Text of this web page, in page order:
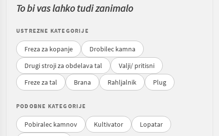
To bi vas lahko tudi zanimalo
USTREZNE KATEGORIJE
Freza za kopanje
Drobilec kamna
Drugi stroji za obdelava tal
Valji/ pritisni
Freze za tal
Brana Rahljalnik Plug
PODOBNE KATEGORIJE
Pobiralec kamnov Kultivator
Lopatar